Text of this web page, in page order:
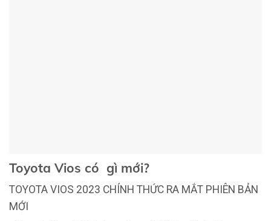
Toyota Vios có gì mới?
TOYOTA VIOS 2023 CHÍNH THỨC RA MẮT PHIÊN BẢN
MỚI